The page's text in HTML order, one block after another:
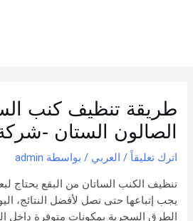
طريقة تنظيف كنب
الصالون الستان -
اترك تعليقاً / العربي / بواسطة admin
تنظيف الكنب الساتان من البقع يحتاج
يجب إتباعها حتى نصل لأفضل النتائج،
الطرق السحرية بمكونات متوفرة داخل